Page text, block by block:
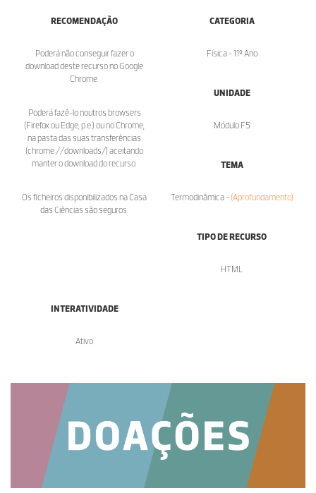
RECOMENDAÇÃO
Poderá não conseguir fazer o
download deste recurso no Google
Chrome.
Poderá fazê-lo noutros browsers
(Firefox ou Edge, p.e.) ou no Chrome,
na pasta das suas transferências
(chrome://downloads/) aceitando
manter o download do recurso.
Os ficheiros disponibilizados na Casa
das Ciências são seguros.
CATEGORIA
Física - 11º Ano
UNIDADE
Módulo F5
TEMA
Termodinâmica - (Aprofundamento)
TIPO DE RECURSO
HTML
INTERATIVIDADE
Ativo